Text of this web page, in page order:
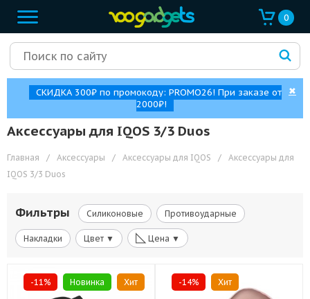
0
СКИДКА 300₽ по промокоду: PROMO26! При заказе от
2000₽!
✖
Аксессуары для IQOS 3/3 Duos
Главная / Аксессуары / Аксессуары для IQOS /
Аксессуары для
IQOS 3/3 Duos
Фильтры Силиконовые Противоударные
Накладки Цвет ▼ ◺ Цена ▼
-11% Новинка Хит -14% Хит